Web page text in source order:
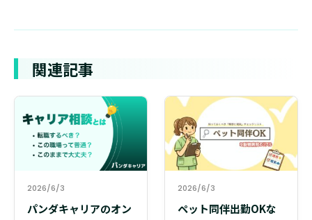
関連記事
2026/6/3
パンダキャリアのオン
2026/6/3
ペット同伴出勤OKな